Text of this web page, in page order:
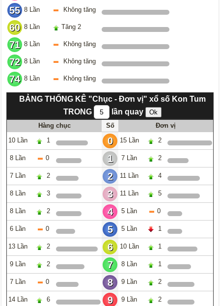
55 8 Lần Không tăng
60 8 Lần Tăng 2
71 8 Lần Không tăng
72 8 Lần Không tăng
74 8 Lần Không tăng
BẢNG THỐNG KÊ "Chục - Đơn vị" xổ số Kon Tum
TRONG
lần quay
Hàng chục Số
Đơn vị
10 Lần
1 0 15 Lần 2
8 Lần 0 1 7 Lần 2
7 Lần 2 2 11 Lần 4
8 Lần 3 3 11 Lần 5
8 Lần 2 4 5 Lần 0
6 Lần 0 5 5 Lần 1
13 Lần 2 6 10 Lần 1
9 Lần 2 7 8 Lần 1
7 Lần 0 8 9 Lần 2
14 Lần 6 9 9 Lần 2